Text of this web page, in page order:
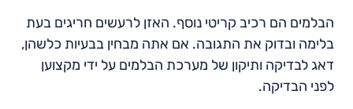
הבלמים הם רכיב קריטי נוסף. האזן לרעשים חריגים בעת
בלימה ובדוק את התגובה. אם אתה מבחין בבעיות כלשהן,
דאג לבדיקה ותיקון של מערכת הבלמים על ידי מקצוען
לפני הבדיקה.